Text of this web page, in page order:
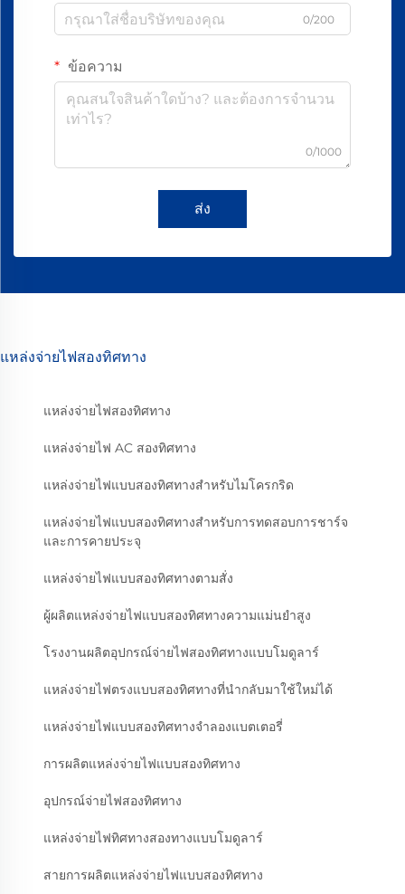
0/200
ข้อความ
0/1000
ส่ง
แหล่งจ่ายไฟสองทิศทาง
แหล่งจ่ายไฟสองทิศทาง
แหล่งจ่ายไฟ AC สองทิศทาง
แหล่งจ่ายไฟแบบสองทิศทางสำหรับไมโครกริด
แหล่งจ่ายไฟแบบสองทิศทางสำหรับการทดสอบการชาร์จ
และการคายประจุ
แหล่งจ่ายไฟแบบสองทิศทางตามสั่ง
ผู้ผลิตแหล่งจ่ายไฟแบบสองทิศทางความแม่นยำสูง
โรงงานผลิตอุปกรณ์จ่ายไฟสองทิศทางแบบโมดูลาร์
แหล่งจ่ายไฟตรงแบบสองทิศทางที่นำกลับมาใช้ใหม่ได้
แหล่งจ่ายไฟแบบสองทิศทางจำลองแบตเตอรี่
การผลิตแหล่งจ่ายไฟแบบสองทิศทาง
อุปกรณ์จ่ายไฟสองทิศทาง
แหล่งจ่ายไฟทิศทางสองทางแบบโมดูลาร์
สายการผลิตแหล่งจ่ายไฟแบบสองทิศทาง